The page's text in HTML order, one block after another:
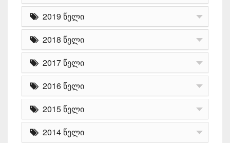
2019 წელი
2018 წელი
2017 წელი
2016 წელი
2015 წელი
2014 წელი